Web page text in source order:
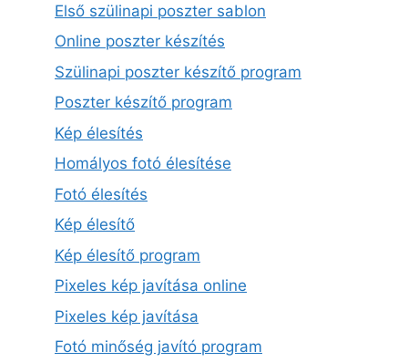
Első szülinapi poszter sablon
Online poszter készítés
Szülinapi poszter készítő program
Poszter készítő program
Kép élesítés
Homályos fotó élesítése
Fotó élesítés
Kép élesítő
Kép élesítő program
Pixeles kép javítása online
Pixeles kép javítása
Fotó minőség javító program